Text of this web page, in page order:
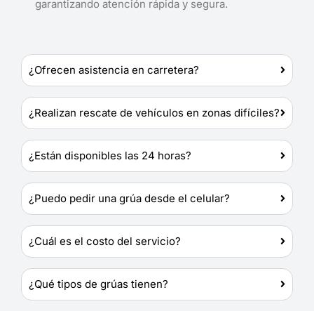
garantizando atención rápida y segura.
¿Ofrecen asistencia en carretera?
¿Realizan rescate de vehículos en zonas difíciles?
¿Están disponibles las 24 horas?
¿Puedo pedir una grúa desde el celular?
¿Cuál es el costo del servicio?
¿Qué tipos de grúas tienen?